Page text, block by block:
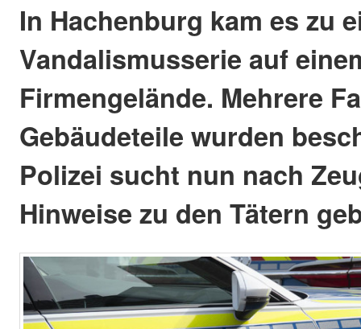
In Hachenburg kam es zu
Vandalismusserie auf
Firmengelände. Mehrere
Gebäudeteile wurden
Polizei sucht nun nach
Hinweise zu den Tätern